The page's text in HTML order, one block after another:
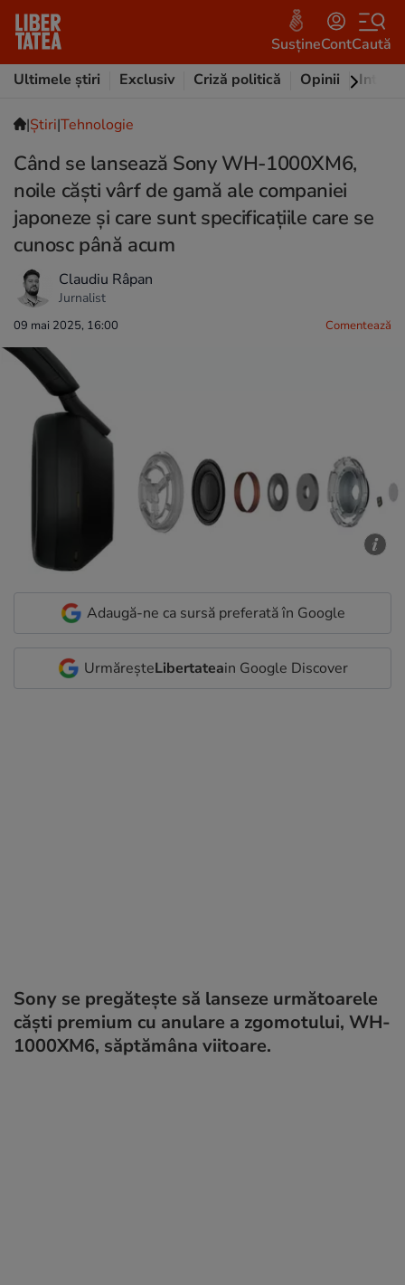
SusțineContCaută
Ultimele știri
Exclusiv Criză politică Opinii
|Ştiri|Tehnologie
Când se lansează Sony WH-1000XM6,
noile căști vârf de gamă ale companiei
japoneze și care sunt specificațiile care se
cunosc până acum
Claudiu Râpan
Jurnalist
09 mai 2025, 16:00 Comentează
Adaugă-ne ca sursă preferată în Google
UrmăreșteLibertateain Google Discover
Sony se pregătește să lanseze următoarele
căști premium cu anulare a zgomotului, WH-
1000XM6, săptămâna viitoare.